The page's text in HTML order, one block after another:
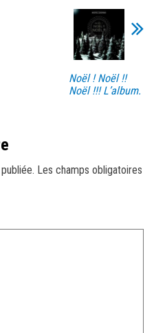
Noël ! Noël !!
Noël !!! L’album.
Les champs obligatoires